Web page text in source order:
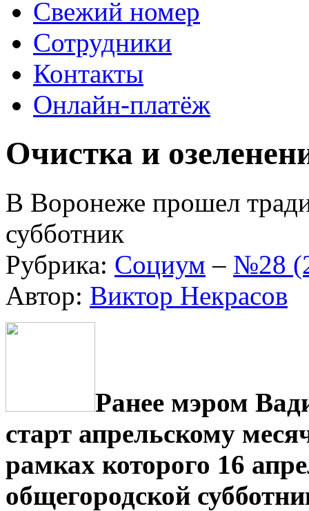
Свежий номер
Сотрудники
Контакты
Онлайн-платёж
Очистка и
В Воронеже прошел
субботник
Рубрика: Социум – №28
Автор: Виктор Некрасов
Ранее мэром
старт апрельскому
рамках которого 16
общегородской